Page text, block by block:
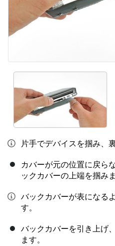
片手でデバイスを掴み、
カバーが元の位置に戻ら
ックカバーの上端を掴みま
バックカバーが表になる
す。
バックカバーを引き上げ
ます。